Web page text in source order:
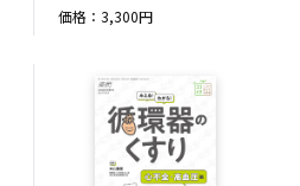
価格：3,300円